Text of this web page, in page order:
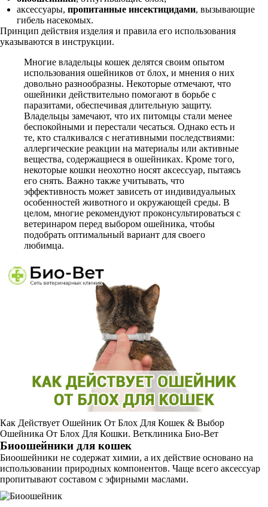
аксессуары, пропитанные инсектицидами, вызывающие
гибель насекомых.
Принцип действия изделия и правила его использования
указываются в инструкции.
Многие владельцы кошек делятся своим опытом
использования ошейников от блох, и мнения о них
довольно разнообразны. Некоторые отмечают, что
ошейники действительно помогают в борьбе с
паразитами, обеспечивая длительную защиту.
Владельцы замечают, что их питомцы стали менее
беспокойными и перестали чесаться. Однако есть и
те, кто сталкивался с негативными последствиями:
аллергические реакции на материалы или активные
вещества, содержащиеся в ошейниках. Кроме того,
некоторые кошки неохотно носят аксессуар, пытаясь
его снять. Важно также учитывать, что
эффективность может зависеть от индивидуальных
особенностей животного и окружающей среды. В
целом, многие рекомендуют проконсультироваться с
ветеринаром перед выбором ошейника, чтобы
подобрать оптимальный вариант для своего
любимца.
Как Действует Ошейник От Блох Для Кошек & Выбор
Ошейника От Блох Для Кошки. Ветклиника Био-Вет
Биоошейники для кошек
Биоошейники не содержат химии, а их действие основано на
использовании природных компонентов. Чаще всего аксессуар
пропитывают составом с эфирными маслами.